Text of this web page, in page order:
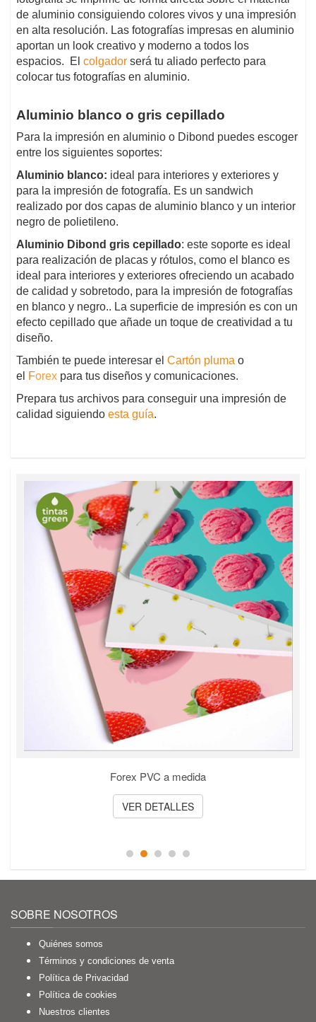
de aluminio consiguiendo colores vivos y una impresión
en alta resolución. Las fotografías impresas en aluminio
aportan un look creativo y moderno a todos los
espacios.
El colgador será tu aliado perfecto para
colocar tus fotografías en aluminio.
Aluminio blanco o gris cepillado
Para la impresión en aluminio o Dibond puedes escoger
entre los siguientes soportes:
Aluminio blanco: ideal para interiores y exteriores y
para la impresión de fotografía. Es un sandwich
realizado por dos capas de aluminio blanco y un interior
negro de polietileno.
Aluminio Dibond gris cepillado: este soporte es ideal
para realización de placas y rótulos, como el blanco es
ideal para interiores y exteriores ofreciendo un acabado
de calidad y sobretodo, para la impresión de fotografías
en blanco y negro.. La superficie de impresión es con un
efecto cepillado que añade un toque de creatividad a tu
diseño.
También te puede interesar el Cartón pluma o
el Forex para tus diseños y comunicaciones.
Prepara tus archivos para conseguir una impresión de
calidad siguiendo esta guía.
Forex PVC a medida
VER DETALLES
SOBRE NOSOTROS
Quiénes somos
Términos y condiciones de venta
Política de Privacidad
Política de cookies
Nuestros clientes